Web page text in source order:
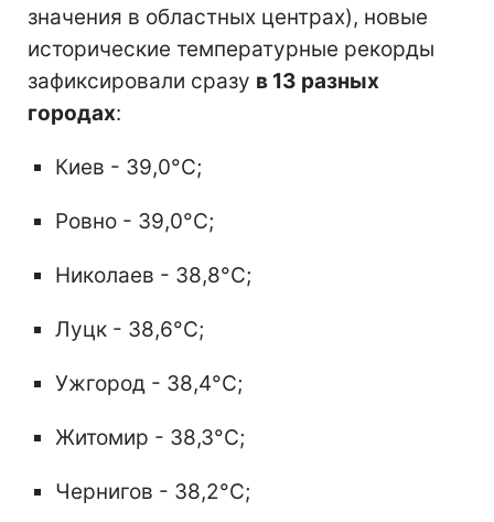
значения в областных центрах), новые
исторические температурные рекорды
зафиксировали сразу в 13 разных
городах:
Киев - 39,0°C;
Ровно - 39,0°C;
Николаев - 38,8°C;
Луцк - 38,6°C;
Ужгород - 38,4°C;
Житомир - 38,3°C;
Чернигов - 38,2°C;